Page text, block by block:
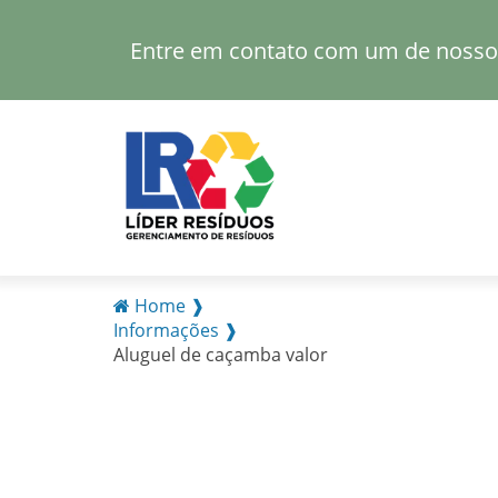
Entre em contato com um de
Home ❱
Informações ❱
Aluguel de caçamba valor